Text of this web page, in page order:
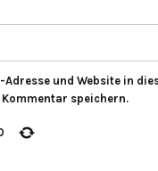
Adresse und Website in
speichern.